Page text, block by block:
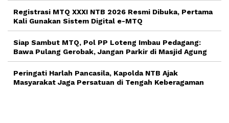
Registrasi MTQ XXXI NTB 2026 Resmi Dibuka, Pertama
Kali Gunakan Sistem Digital e-MTQ
Siap Sambut MTQ, Pol PP Loteng Imbau Pedagang:
Bawa Pulang Gerobak, Jangan Parkir di Masjid Agung
Peringati Harlah Pancasila, Kapolda NTB Ajak
Masyarakat Jaga Persatuan di Tengah Keberagaman